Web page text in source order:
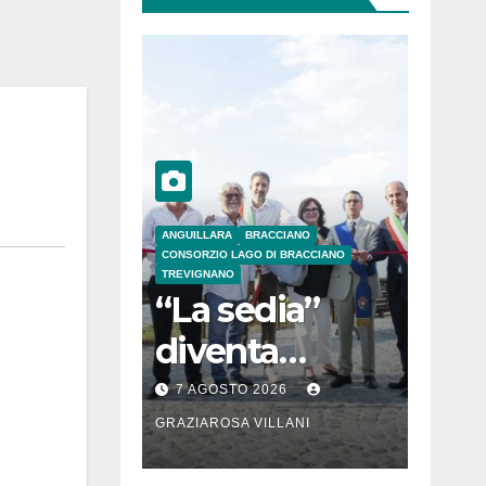
ANGUILLARA
BRACCIANO
CONSORZIO LAGO DI BRACCIANO
TREVIGNANO
“La sedia”
diventa
Belvedere sul
lago di
Bracciano: ieri
7 AGOSTO 2026
GRAZIAROSA VILLANI